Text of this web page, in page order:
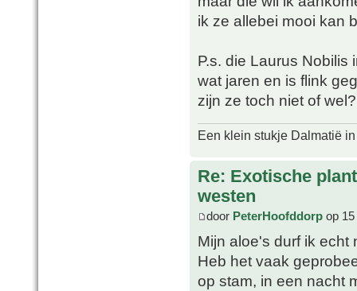
ik ze allebei mooi kan
P.s. die Laurus Nobilis
wat jaren en is flink
zijn ze toch niet of wel?
Een klein stukje Dalmatië
Re: Exotische
westen
door PeterHoofddorp op
Mijn aloe's durf ik echt
Heb het vaak
op stam, in een nacht